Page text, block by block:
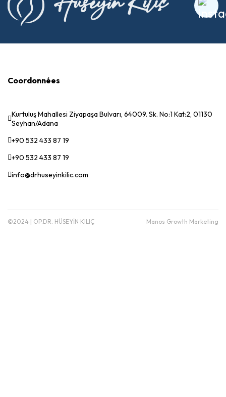
Coordonnées
Kurtuluş Mahallesi Ziyapaşa Bulvarı, 64009. Sk. No:1 Kat:2, 01130
Seyhan/Adana
+90 532 433 87 19
+90 532 433 87 19
info@drhuseyinkilic.com
©2024 | OP.DR. HÜSEYİN KILIÇ Manos Growth Marketing